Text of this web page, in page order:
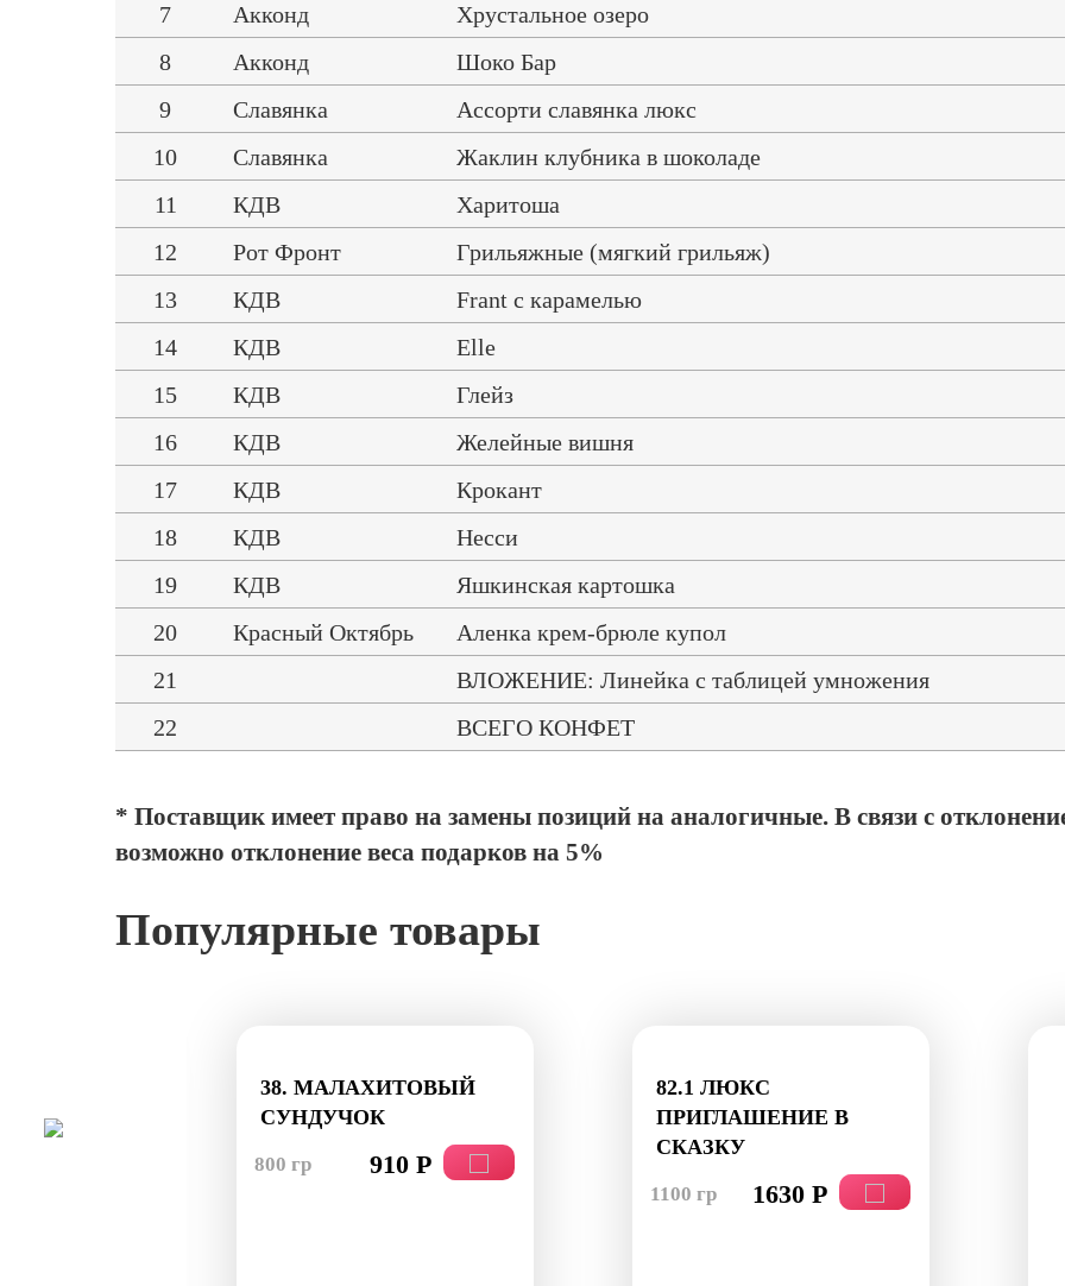
7
Акконд Хрустальное озеро
8
Акконд Шоко Бар
9
Славянка Ассорти славянка люкс
10
Славянка Жаклин клубника в шоколаде
11
КДВ Харитоша
12
Рот Фронт Грильяжные (мягкий грильяж)
13
КДВ Frant с карамелью
14
КДВ Elle
15
КДВ Глейз
16
КДВ Желейные вишня
17
КДВ Крокант
18
КДВ Несси
19
КДВ Яшкинская картошка
20
Красный Октябрь Аленка крем-брюле купол
21
ВЛОЖЕНИЕ: Линейка с таблицей умножения
22
ВСЕГО КОНФЕТ
* Поставщик имеет право на замены позиций на аналогичные. В связи с
возможно отклонение веса подарков на 5%
Популярные товары
38. МАЛАХИТОВЫЙ
СУНДУЧОК
800 гр 910 Р
82.1 ЛЮКС
ПРИГЛАШЕНИЕ В
СКАЗКУ
1100 гр 1630 Р